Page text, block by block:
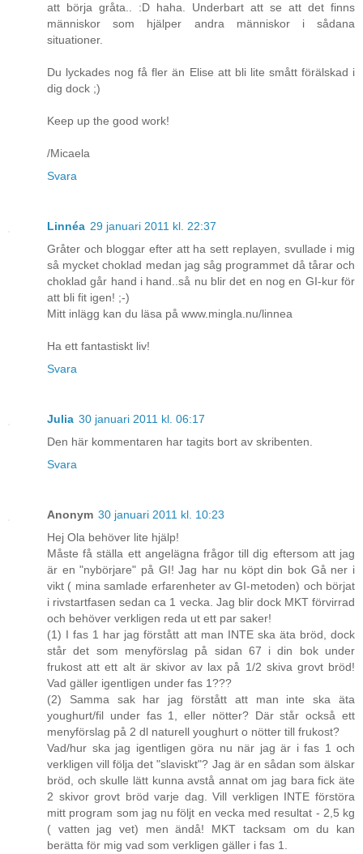
att börja gråta.. :D haha. Underbart att se att det finns
människor som hjälper andra människor i sådana
situationer.
Du lyckades nog få fler än Elise att bli lite smått förälskad i
dig dock ;)
Keep up the good work!
/Micaela
Svara
Linnéa 29 januari 2011 kl. 22:37
Gråter och bloggar efter att ha sett replayen, svullade i mig
så mycket choklad medan jag såg programmet då tårar och
choklad går hand i hand..så nu blir det en nog en GI-kur för
att bli fit igen! ;-)
Mitt inlägg kan du läsa på www.mingla.nu/linnea
Ha ett fantastiskt liv!
Svara
Julia 30 januari 2011 kl. 06:17
Den här kommentaren har tagits bort av skribenten.
Svara
Anonym 30 januari 2011 kl. 10:23
Hej Ola behöver lite hjälp!
Måste få ställa ett angelägna frågor till dig eftersom att jag
är en "nybörjare" på GI! Jag har nu köpt din bok Gå ner i
vikt ( mina samlade erfarenheter av GI-metoden) och börjat
i rivstartfasen sedan ca 1 vecka. Jag blir dock MKT förvirrad
och behöver verkligen reda ut ett par saker!
(1) I fas 1 har jag förstått att man INTE ska äta bröd, dock
står det som menyförslag på sidan 67 i din bok under
frukost att ett alt är skivor av lax på 1/2 skiva grovt bröd!
Vad gäller igentligen under fas 1???
(2) Samma sak har jag förstått att man inte ska äta
youghurt/fil under fas 1, eller nötter? Där står också ett
menyförslag på 2 dl naturell youghurt o nötter till frukost?
Vad/hur ska jag igentligen göra nu när jag är i fas 1 och
verkligen vill följa det "slaviskt"? Jag är en sådan som älskar
bröd, och skulle lätt kunna avstå annat om jag bara fick äte
2 skivor grovt bröd varje dag. Vill verkligen INTE förstöra
mitt program som jag nu följt en vecka med resultat - 2,5 kg
( vatten jag vet) men ändå! MKT tacksam om du kan
berätta för mig vad som verkligen gäller i fas 1.